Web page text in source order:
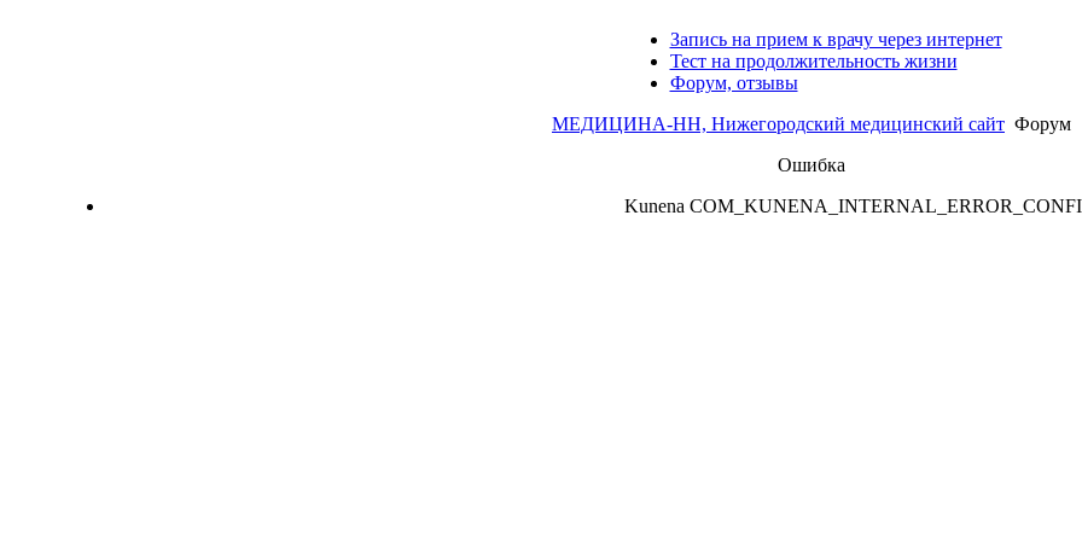
Запись на прием к врачу через интернет
Тест на продолжительность жизни
Форум, отзывы
МЕДИЦИНА-НН, Нижегородский медицинский сайт Форум
Ошибка
Kunena